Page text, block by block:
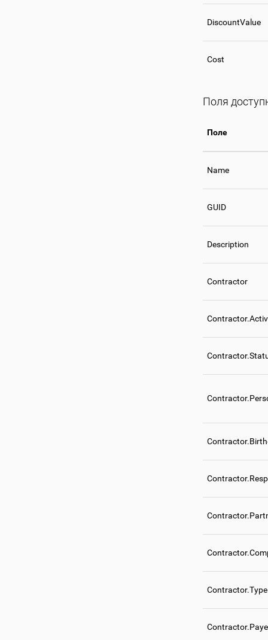
DiscountValue
Cost
Поля
Поле
Name
GUID
Description
Contractor
Contractor.Type